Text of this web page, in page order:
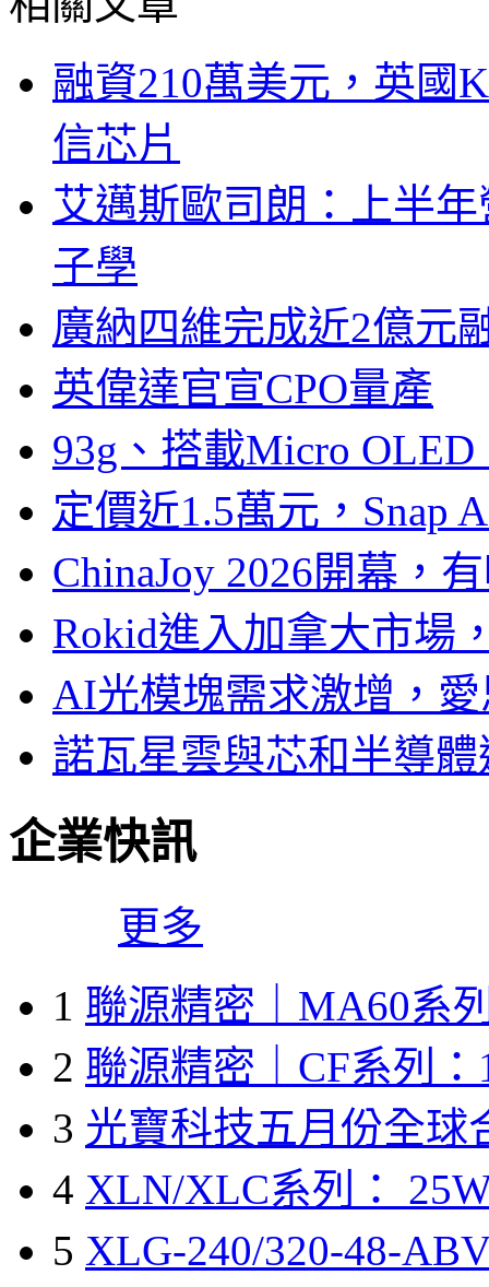
融資210萬美元，英國
信芯片
艾邁斯歐司朗：上半
子學
廣納四維完成近2億元
英偉達官宣CPO量產
93g、搭載Micro
定價近1.5萬元，Snap
ChinaJoy 2026開幕，
Rokid進入加拿大市場
AI光模塊需求激增，
諾瓦星雲與芯和半導
企業快訊
更多
1 聯源精密｜MA60系
2 聯源精密｜CF系列：
3 光寶科技五月份全球
4 XLN/XLC系列：
5 XLG-240/320-48-